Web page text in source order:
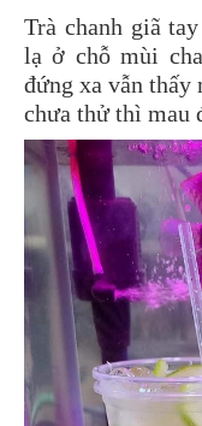
Trà chanh giã
lạ ở chỗ mùi
đứng xa vẫn thấy
chưa thử thì mau